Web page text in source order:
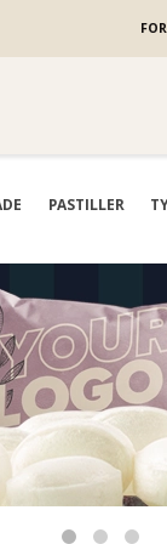
PASTILLER